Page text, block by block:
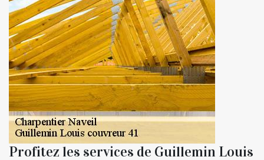
Profitez les services de Guillemin Louis